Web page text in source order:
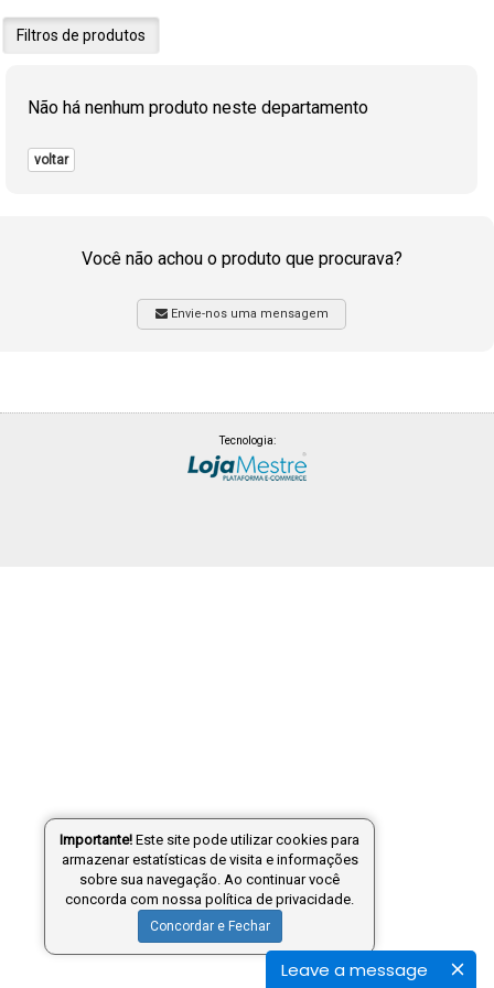
Leave a message
Filtros de produtos
Não há nenhum produto neste departamento
voltar
Você não achou o produto que procurava?
Envie-nos uma mensagem
Tecnologia:
Importante! Este site pode utilizar cookies para
armazenar estatísticas de visita e informações
sobre sua navegação. Ao continuar você
concorda com nossa política de privacidade.
Concordar e Fechar